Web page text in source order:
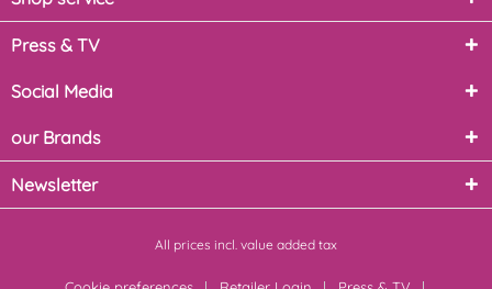
Press & TV
Social Media
our Brands
Newsletter
All prices incl. value added tax